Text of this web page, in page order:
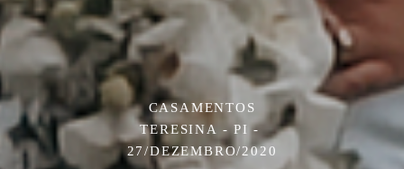
CASAMENTOS
TERESINA - PI
27/DEZEMBRO/2020